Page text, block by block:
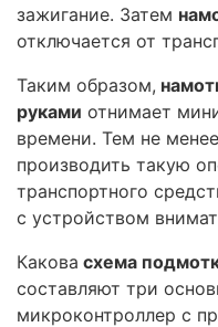
зажигание. Затем
отключается от
Таким образом,
руками отнимает
времени. Тем не
производить такую
транспортного
с устройством
Какова схема
составляют три
микроконтроллер с